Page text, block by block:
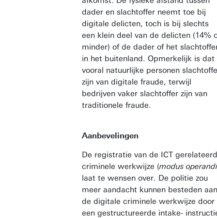
dader en slachtoffer neemt toe bij
digitale delicten, toch is bij slechts
een klein deel van de delicten (14%
minder) of de dader of het
in het buitenland. Opmerkelijk is dat
vooral natuurlijke personen
zijn van digitale fraude, terwijl
bedrijven vaker slachtoffer zijn van
traditionele fraude.
Aanbevelingen
De registratie van de ICT
criminele werkwijze (modus
laat te wensen over. De politie zou
meer aandacht kunnen besteden aan
de digitale criminele werkwijze door
een gestructureerde intake-